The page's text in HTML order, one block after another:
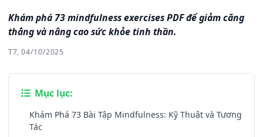
Khám phá 73 mindfulness exercises PDF để giảm căng
thẳng và nâng cao sức khỏe tinh thần.
T7, 04/10/2025
Mục lục:
Khám Phá 73 Bài Tập Mindfulness: Kỹ Thuật và Tương
Tác